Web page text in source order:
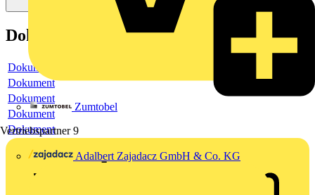
Zumtobel
Vertriebspartner 9
Adalbert Zajadacz GmbH & Co. KG
Dokumente
Dokument
Dokument
Dokument
Dokument
Dokument